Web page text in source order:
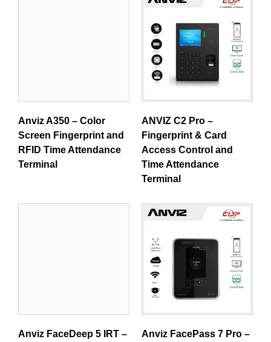
Anviz A350 – Color
Screen Fingerprint and
RFID Time Attendance
Terminal
ANVIZ C2 Pro –
Fingerprint & Card
Access Control and
Time Attendance
Terminal
Anviz FacePass 7 Pro –